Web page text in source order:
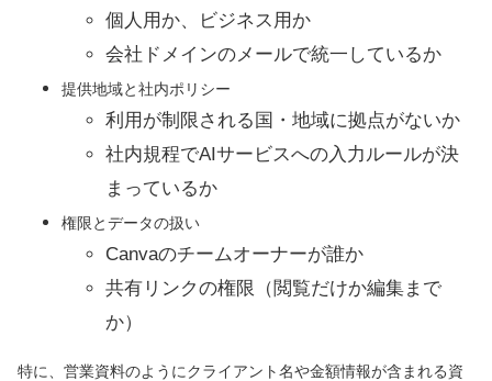
個人用か、ビジネス用か
会社ドメインのメールで統一しているか
提供地域と社内ポリシー
利用が制限される国・地域に拠点がないか
社内規程でAIサービスへの入力ルールが決
まっているか
権限とデータの扱い
Canvaのチームオーナーが誰か
共有リンクの権限（閲覧だけか編集まで
か）
特に、営業資料のようにクライアント名や金額情報が含まれる資